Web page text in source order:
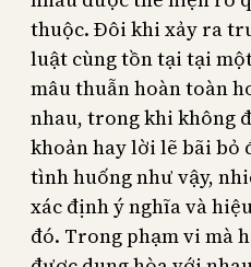
thuộc. Đôi khi xảy ra
luật cùng tồn tại tại
mâu thuẫn hoàn toàn
nhau, trong khi không
khoản hay lời lẽ bãi bỏ
tình huống như vậy,
xác định ý nghĩa và
đó. Trong phạm vi mà